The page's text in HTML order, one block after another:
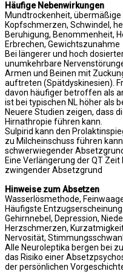
Häufige Nebenwirkungen
Mundtrockenheit,
Kopfschmerzen, Schwindel,
Beruhigung, Benommenheit,
Erbrechen, Gewichtszunahme
Bei längerer und hoch
unumkehrbare
Armen und Beinen mit
auftreten (Spätdyskinesien).
davon häufiger betroffen als
ist bei typischen NL höher als
Neuere Studien zeigen, dass
Hirnathropie führen kann.
Sulpirid kann den
zu Milcheinschuss führen
schwerwiegender
Eine Verlängerung der QT
zwingender Absetzgrund
Hinweise zum Absetzen
Wasserlösmethode,
Häufigste
Gehirnnebel, Depression,
Herzschmerzen,
Nervosität,
Alle Neuroleptika bergen bei
das Risiko einer
der persönlichen